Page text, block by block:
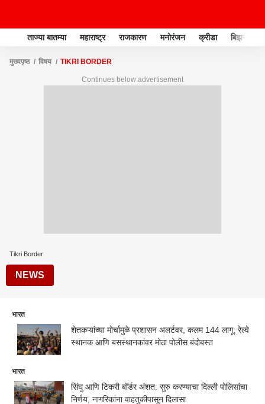
ताज्या बातम्या महाराष्ट्र राजकारण मनोरंजन क्रीडा बिझनेस
मुख्यपृष्ठ विषय TIKRI BORDER
Continues below advertisement
Tikri Border
NEWS
भारत
शेतकऱ्यांच्या मोर्चामुळे प्रशासन अलर्टवर, कलम 144 लागू; रेल्वे
स्थानक आणि बसस्थानकांवर मोठा पोलीस बंदोबस्त
भारत
सिंघु आणि टिकरी बॉर्डर अंशत: सुरु करण्याचा दिल्ली पोलिसांचा
निर्णय, नागरिकांना वाहतुकीपासून दिलासा